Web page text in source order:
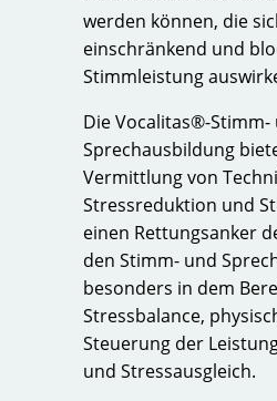
werden können, die
einschränkend und
Stimmleistung
Die Vocalitas®-Stimm-
Sprechausbildung
Vermittlung von
Stressreduktion und
einen Rettungsanker
den Stimm- und
besonders in dem
Stressbalance,
Steuerung der
und Stressausgleich.